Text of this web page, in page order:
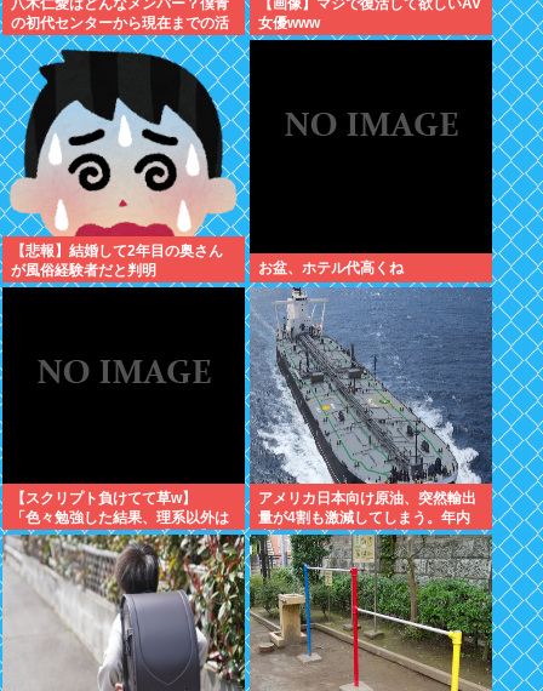
八木仁愛はどんなメンバー？僕青
の初代センターから現在までの活
動を紹介
【画像】マジで復活して欲しいAV
女優www
【悲報】結婚して2年目の奥さん
が風俗経験者だと判明
お盆、ホテル代高くね
【スクリプト負けてて草w】
「色々勉強した結果、理系以外は
エラー品だと気付いた【ガチ】」
について、もっと具体的に話そう
か
アメリカ日本向け原油、突然輸出
量が4割も激減してしまう。年内
高市ナフサ足りる予定が怪しくな
りはじめる